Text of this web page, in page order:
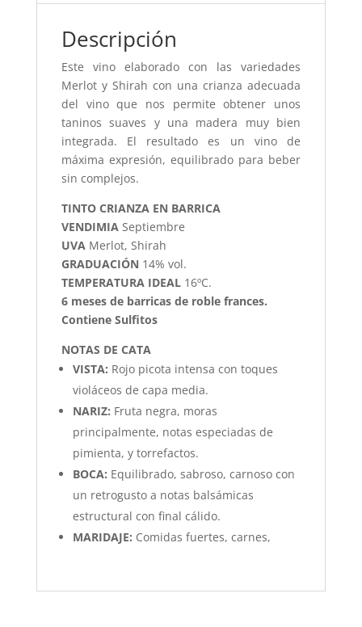
Descripción
Este vino elaborado con las variedades
Merlot y Shirah con una crianza adecuada
del vino que nos permite obtener unos
taninos suaves y una madera muy bien
integrada. El resultado es un vino de
máxima expresión, equilibrado para beber
sin complejos.
TINTO CRIANZA EN BARRICA
VENDIMIASeptiembre
UVAMerlot, Shirah
GRADUACIÓN 14% vol.
TEMPERATURA IDEAL16ºC.
6 meses de barricas de roble frances.
Contiene Sulfitos
NOTAS DE CATA
VISTA: Rojo picota intensa con toques
violáceos de capa media.
NARIZ: Fruta negra, moras
principalmente, notas especiadas de
pimienta, y torrefactos.
BOCA: Equilibrado, sabroso, carnoso con
un retrogusto a notas balsámicas
estructural con final cálido.
MARIDAJE: Comidas fuertes, carnes,